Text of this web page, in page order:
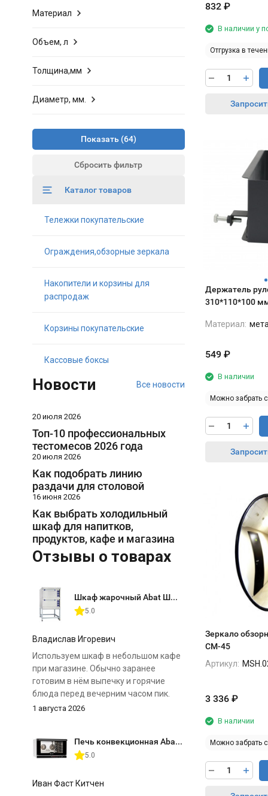
832 ₽
В наличии у
Отгрузка в
Держатель
310*110*100
9005 чёрный
Материал:
549 ₽
В наличии
Можно забрать
Зеркало
СМ-45
Артикул:
3 336 ₽
В наличии
Можно забрать
Материал
Объем, л
Толщина,мм
Диаметр, мм.
Показать
Сбросить фильтр
Каталог товаров
Тележки покупательские
Ограждения,обзорные зеркала
Накопители и корзины для
распродаж
Корзины покупательские
Кассовые боксы
Новости Все новости
20 июля 2026
Топ-10 профессиональных
тестомесов 2026 года
20 июля 2026
Как подобрать линию
раздачи для столовой
16 июня 2026
Как выбрать холодильный
шкаф для напитков,
продуктов, кафе и магазина
Отзывы о товарах
Шкаф жарочный Abat ШЖЭ-2 (двухсекционный)
5.0
Владислав Игоревич
Используем шкаф в небольшом кафе
при магазине. Обычно заранее
готовим в нём выпечку и горячие
блюда перед вечерним часом пик.
одновременно поставить разные
продукты и выставить для них свои
отдельно сверху и снизу, поэтому к
1 августа 2026
Печь конвекционная Abat КЭП-4П
5.0
Иван Фаст Китчен